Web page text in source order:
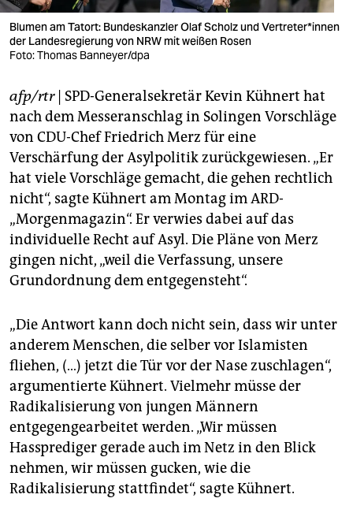
verlag
veranstaltungen
fragen & hilfe
unterstützen
abo
genossenschaft
epaper login
Blumen am Tatort: Bundeskanzler Olaf Scholz und Ver­tre­te­r*in­nen
der Landesregierung von NRW mit weißen Rosen
Foto: Thomas Banneyer/dpa
afp/rtr| SPD-Generalsekretär Kevin Kühnert hat
nach dem Messeranschlag in Solingen Vorschläge
von CDU-Chef Friedrich Merz für eine
Verschärfung der Asylpolitik zurückgewiesen. „Er
hat viele Vorschläge gemacht, die gehen rechtlich
nicht“, sagte Kühnert am Montag im ARD-
„Morgenmagazin“. Er verwies dabei auf das
individuelle Recht auf Asyl. Die Pläne von Merz
gingen nicht, „weil die Verfassung, unsere
Grundordnung dem entgegensteht“.
„Die Antwort kann doch nicht sein, dass wir unter
anderem Menschen, die selber vor Islamisten
fliehen, (…) jetzt die Tür vor der Nase zuschlagen“,
argumentierte Kühnert. Vielmehr müsse der
Radikalisierung von jungen Männern
entgegengearbeitet werden. „Wir müssen
Hassprediger gerade auch im Netz in den Blick
nehmen, wir müssen gucken, wie die
Radikalisierung stattfindet“, sagte Kühnert.